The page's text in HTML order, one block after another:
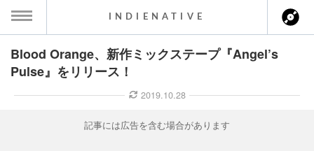
MENU
INDIENATIVE
Blood Orange、新作ミックステープ『Angel’s
Pulse』をリリース！
2019.10.28
記事には広告を含む場合があります